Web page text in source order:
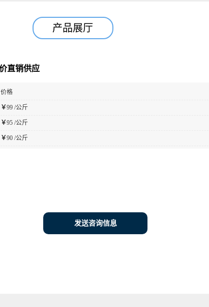
产品展厅
直销供应
价格
￥99 /公斤
￥95 /公斤
￥90 /公斤
发送咨询信息